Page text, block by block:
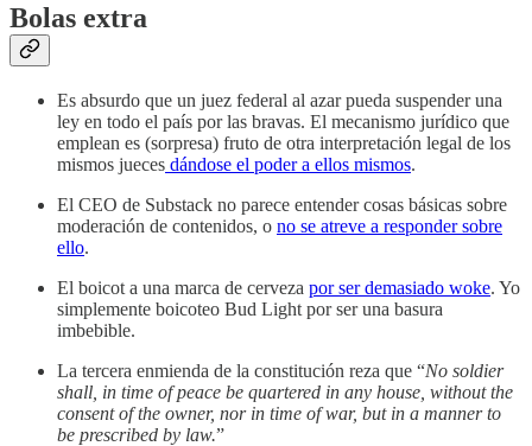
Bolas extra
Es absurdo que un juez federal al azar pueda suspender una
ley en todo el país por las bravas. El mecanismo jurídico que
emplean es (sorpresa) fruto de otra interpretación legal de los
mismos jueces dándose el poder a ellos mismos.
El CEO de Substack no parece entender cosas básicas sobre
moderación de contenidos, o no se atreve a responder sobre
ello.
El boicot a una marca de cerveza por ser demasiado woke. Yo
simplemente boicoteo Bud Light por ser una basura
imbebible.
La tercera enmienda de la constitución reza que “No soldier
shall, in time of peace be quartered in any house, without the
consent of the owner, nor in time of war, but in a manner to
be prescribed by law.”